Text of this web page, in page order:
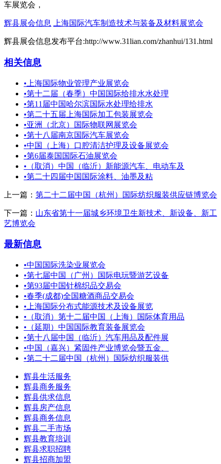
车展览会，
辉县展会信息 上海国际汽车制造技术与装备及材料展览会
辉县展会信息发布平台:http://www.31lian.com/zhanhui/131.html
相关信息
• 上海国际物业管理产业展览会
•第十二届（春季）中国国际给排水水处理
•第11届中国哈尔滨国际水处理给排水
•第二十五届上海国际加工包装展览会
•亚洲（北京）国际物联网展览会
•第十八届南京国际汽车展览会
•中国（上海）口腔清洁护理及设备展览会
•第6届泰国国际石油展览会
• （取消）中国（临沂）新能源汽车、电动车及
•第二十四届中国国际涂料、油墨及粘
上一篇： 第二十二届中国（杭州）国际纺织服装供应链博览会
下一篇： 山东省第十一届城乡环境卫生新技术、新设备、新工
艺博览会
最新信息
•中国国际洗染业展览会
•第七届中国（广州）国际电玩暨游艺设备
•第93届中国针棉织品交易会
•春季(成都)全国糖酒商品交易会
• 上海国际分布式能源技术及设备展览
• （取消）第十二届中国（上海）国际体育用品
• （延期）中国国际教育装备展览会
•第十八届中国（临沂）汽车用品及配件展
•中国（嘉兴）紧固件产业博览会暨五金、
•第二十二届中国（杭州）国际纺织服装供
辉县生活服务
辉县商务服务
辉县供求信息
辉县房产信息
辉县商务信息
辉县二手市场
辉县教育培训
辉县求职招聘
辉县招商加盟